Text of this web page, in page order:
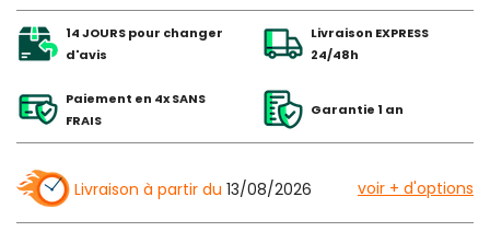
14 JOURS pour changer
d'avis
Livraison EXPRESS
24/48h
Paiement en 4x SANS
FRAIS
Garantie 1 an
Livraison à partir du 13/08/2026 voir + d'options